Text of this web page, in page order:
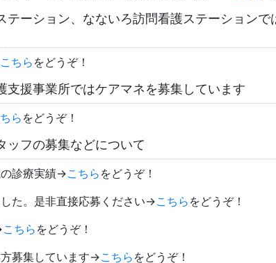
テーション、なないろ訪問看護ステーションで
こちら をどうぞ！
支援事業所ではケアマネを募集しています
らをどうぞ！
ッフの募集などについて
の診療実績→こちら をどうぞ！
た。是非直接応募ください→こちら をどうぞ！
こちら をどうぞ！
募集しています→こちら をどうぞ！